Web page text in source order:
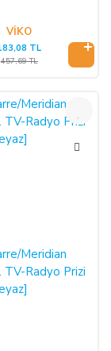
VİKO
TL
457,69 TL